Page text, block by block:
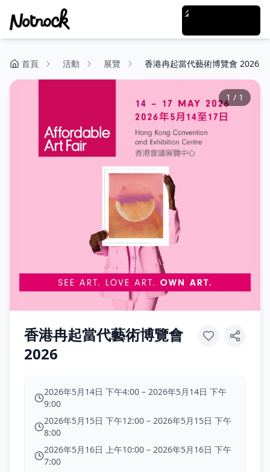
首頁 活動 展覽 香港冉起當代藝術博覽會 2026
1 / 1
香港冉起當代藝術博覽會
2026
2026年5月14日 下午4:00 – 2026年5月14日 下午
9:00
2026年5月15日 下午12:00 – 2026年5月15日 下午
8:00
2026年5月16日 上午10:00 – 2026年5月16日 下午
7:00